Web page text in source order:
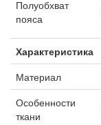
Полуобхват
пояса
Характеристика
Материал
Особенности
ткани